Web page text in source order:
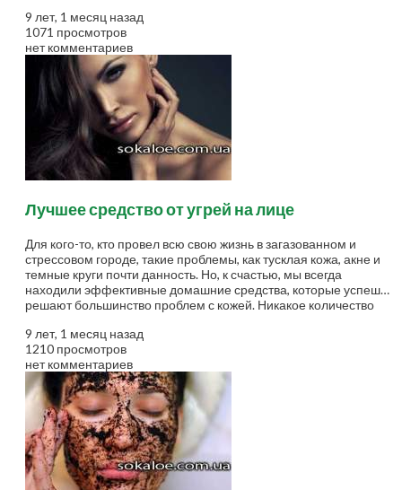
Неправильный оттенок, особенно темный, сделает морщины
более заметными. Используя слишком много фундамента или
консилера под глазами поможет вам выглядеть на 5 лет
старше! Используя дополнительную основу, или более
светлый тон основы под глазом сделает этот уголок более
светлым, и более тяжелым по сравнению с остальной частью
лица, что делает вас выглядеть усталой и...
9 лет, 1 месяц назад
1071 просмотров
нет комментариев
Лучшее средство от угрей на лице
Для кого-то, кто провел всю свою жизнь в загазованном и
стрессовом городе, такие проблемы, как тусклая кожа, акне и
темные круги почти данность. Но, к счастью, мы всегда
находили эффективные домашние средства, которые успешно
решают большинство проблем с кожей. Никакое количество
угрей) некоторым не помогает вообще. Так же как и
использование соды и зубной щетки, чтобы избавиться от
угрей. Хотя многие выбирают косметические процедуры для
удаления угрей, некоторые не одобряют такого подхода, так
как оно включает в себя агрессивное вытаскивание угрей. На
самом деле, дерматологи говорят, что это может повредить
кожу и усугубить...
9 лет, 1 месяц назад
1210 просмотров
нет комментариев